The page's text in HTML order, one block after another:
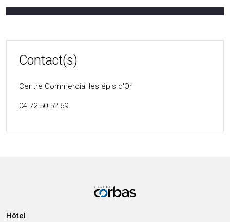
Contact(s)
Centre Commercial les épis d'Or
04 72 50 52 69
Hôtel